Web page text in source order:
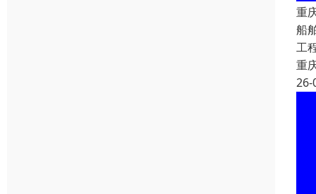
重
船
工
重
26-